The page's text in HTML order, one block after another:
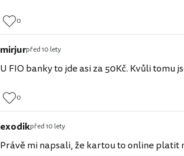
0
mirjurpřed 10 lety
U FIO banky to jde asi za 50Kč. Kvůli tomu
0
exodikpřed 10 lety
Právě mi napsali, že kartou to online platit